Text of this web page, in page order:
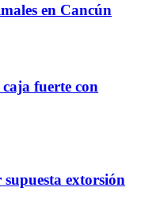
en Cancún
fuerte con
extorsión